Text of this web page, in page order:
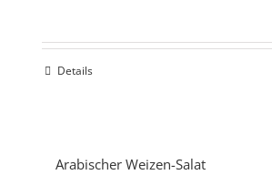
Details
Arabischer Weizen-Salat